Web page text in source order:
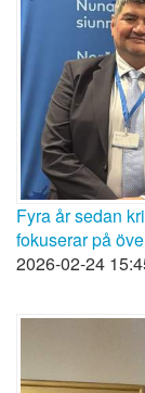
Fyra år sedan
fokuserar på
2026-02-24